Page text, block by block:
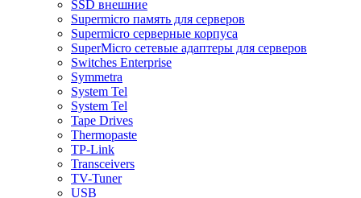
SSD внешние
Supermicro память для серверов
Supermicro серверные корпуса
SuperMicro сетевые адаптеры для серверов
Switches Enterprise
Symmetra
System Tel
System Tel
Tape Drives
Thermopaste
TP-Link
Transceivers
TV-Tuner
USB